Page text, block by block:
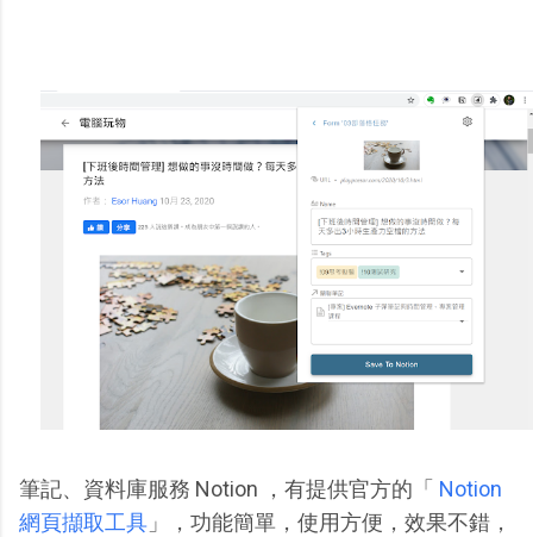
筆記、資料庫服務 Notion ，有提供官方的「 Notion
網頁擷取工具 」，功能簡單，使用方便，效果不錯，